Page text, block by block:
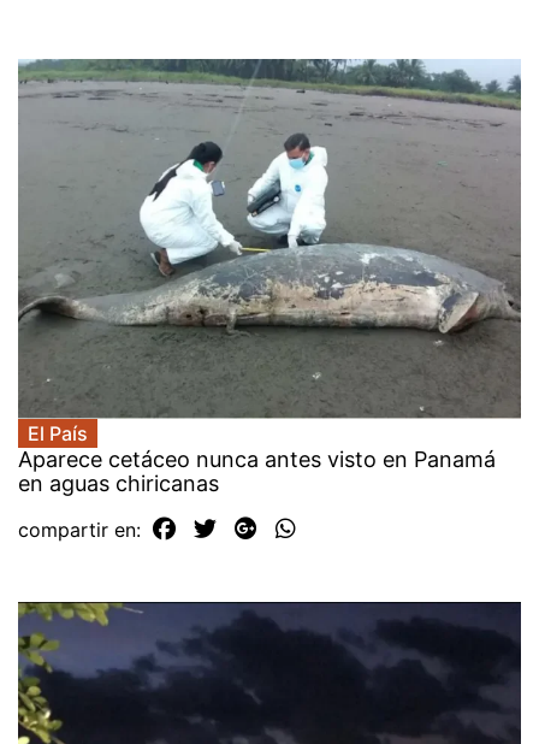
El País
Aparece cetáceo nunca antes visto en Panamá
en aguas chiricanas
compartir en: